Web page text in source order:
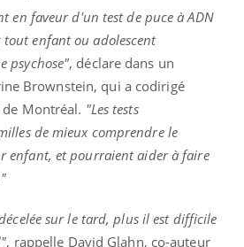
en faveur d'un test de puce à ADN
enfant ou adolescent
psychose", déclare dans un
Brownstein, qui a codirigé
Montréal. "Les tests
de mieux comprendre le
enfant, et pourraient aider à faire
sur le tard, plus il est difficile
, rappelle David Glahn, co-auteur